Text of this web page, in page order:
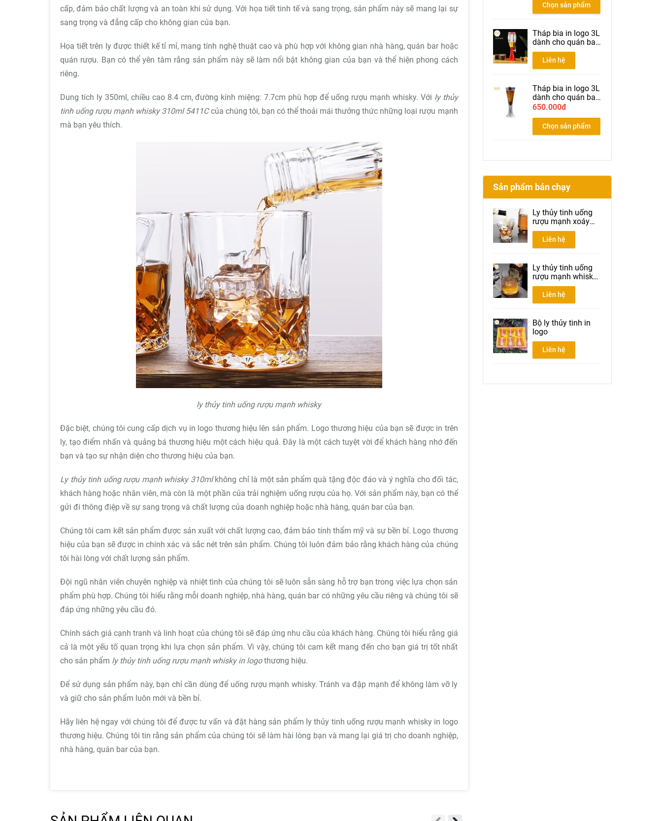
cấp, đảm bảo chất lượng và an toàn khi sử dụng. Với họa tiết tinh tế và sang trọng, sản phẩm này sẽ mang lại sự
sang trọng và đẳng cấp cho không gian của bạn.
Họa tiết trên ly được thiết kế tỉ mỉ, mang tính nghệ thuật cao và phù hợp với không gian nhà hàng, quán bar hoặc
quán rượu. Bạn có thể yên tâm rằng sản phẩm này sẽ làm nổi bật không gian của bạn và thể hiện phong cách
riêng.
Dung tích ly 350ml, chiều cao 8.4 cm, đường kính miệng: 7.7cm phù hợp để uống rượu mạnh whisky. Với ly thủy
tinh uống rượu mạnh whisky 310ml 5411Ccủa chúng tôi, bạn có thể thoải mái thưởng thức những loại rượu mạnh
mà bạn yêu thích.
ly thủy tinh uống rượu mạnh whisky
Đặc biệt, chúng tôi cung cấp dịch vụ in logo thương hiệu lên sản phẩm. Logo thương hiệu của bạn sẽ được in trên
ly, tạo điểm nhấn và quảng bá thương hiệu một cách hiệu quả. Đây là một cách tuyệt vời để khách hàng nhớ đến
bạn và tạo sự nhận diện cho thương hiệu của bạn.
Ly thủy tinh uống rượu mạnh whisky 310mlkhông chỉ là một sản phẩm quà tặng độc đáo và ý nghĩa cho đối tác,
khách hàng hoặc nhân viên, mà còn là một phần của trải nghiệm uống rượu của họ. Với sản phẩm này, bạn có thể
gửi đi thông điệp về sự sang trọng và chất lượng của doanh nghiệp hoặc nhà hàng, quán bar của bạn.
Chúng tôi cam kết sản phẩm được sản xuất với chất lượng cao, đảm bảo tính thẩm mỹ và sự bền bỉ. Logo thương
hiệu của bạn sẽ được in chính xác và sắc nét trên sản phẩm. Chúng tôi luôn đảm bảo rằng khách hàng của chúng
tôi hài lòng với chất lượng sản phẩm.
Đội ngũ nhân viên chuyên nghiệp và nhiệt tình của chúng tôi sẽ luôn sẵn sàng hỗ trợ bạn trong việc lựa chọn sản
phẩm phù hợp. Chúng tôi hiểu rằng mỗi doanh nghiệp, nhà hàng, quán bar có những yêu cầu riêng và chúng tôi sẽ
đáp ứng những yêu cầu đó.
Chính sách giá cạnh tranh và linh hoạt của chúng tôi sẽ đáp ứng nhu cầu của khách hàng. Chúng tôi hiểu rằng giá
cả là một yếu tố quan trọng khi lựa chọn sản phẩm. Vì vậy, chúng tôi cam kết mang đến cho bạn giá trị tốt nhất
cho sản phẩm ly thủy tinh uống rượu mạnh whisky in logothương hiệu.
Để sử dụng sản phẩm này, bạn chỉ cần dùng để uống rượu mạnh whisky. Tránh va đập mạnh để không làm vỡ ly
và giữ cho sản phẩm luôn mới và bền bỉ.
Hãy liên hệ ngay với chúng tôi để được tư vấn và đặt hàng sản phẩm ly thủy tinh uống rượu mạnh whisky in logo
thương hiệu. Chúng tôi tin rằng sản phẩm của chúng tôi sẽ làm hài lòng bạn và mang lại giá trị cho doanh nghiệp,
nhà hàng, quán bar của bạn.
Chọn sản phẩm
Tháp bia in logo 3L
dành cho quán bar
nhà hàng bia màu
Liên hệ
Tháp bia in logo 3L
dành cho quán bar
nhà hàng bia màu
650.000đ
Chọn sản phẩm
Sản phẩm bán chạy
Ly thủy tinh uống
rượu mạnh xoáy
300ml
Liên hệ
Ly thủy tinh uống
rượu mạnh whisky
300ml
Liên hệ
Bộ ly thủy tinh in
logo
Liên hệ